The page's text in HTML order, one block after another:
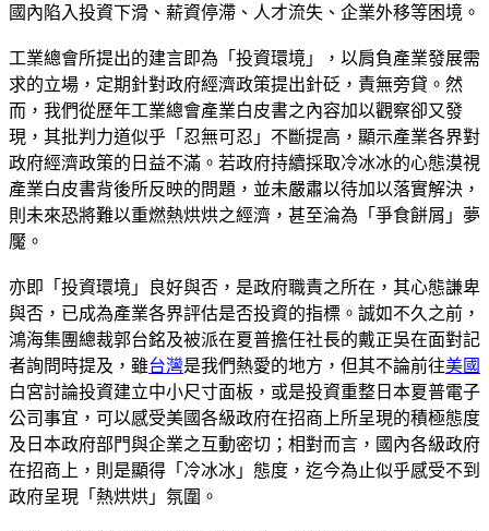
國內陷入投資下滑、薪資停滯、人才流失、企業外移等困境。
工業總會所提出的建言即為「投資環境」，以肩負產業發展需
求的立場，定期針對政府經濟政策提出針砭，責無旁貸。然
而，我們從歷年工業總會產業白皮書之內容加以觀察卻又發
現，其批判力道似乎「忍無可忍」不斷提高，顯示產業各界對
政府經濟政策的日益不滿。若政府持續採取冷冰冰的心態漠視
產業白皮書背後所反映的問題，並未嚴肅以待加以落實解決，
則未來恐將難以重燃熱烘烘之經濟，甚至淪為「爭食餅屑」夢
魘。
亦即「投資環境」良好與否，是政府職責之所在，其心態謙卑
與否，已成為產業各界評估是否投資的指標。誠如不久之前，
鴻海集團總裁郭台銘及被派在夏普擔任社長的戴正吳在面對記
者詢問時提及，雖台灣是我們熱愛的地方，但其不論前往美國
白宮討論投資建立中小尺寸面板，或是投資重整日本夏普電子
公司事宜，可以感受美國各級政府在招商上所呈現的積極態度
及日本政府部門與企業之互動密切；相對而言，國內各級政府
在招商上，則是顯得「冷冰冰」態度，迄今為止似乎感受不到
政府呈現「熱烘烘」氛圍。